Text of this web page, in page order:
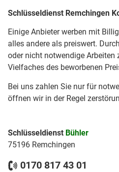
Schlüsseldienst Remchingen
Einige Anbieter werben mit
alles andere als preiswert.
oder nicht notwendige Arbeiten
Vielfaches des beworbenen
Bei uns zahlen Sie nur für
öffnen wir in der Regel
Schlüsseldienst Bühler
75196 Remchingen
0170 817 43 01